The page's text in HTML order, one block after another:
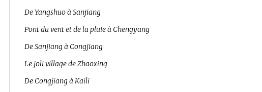
De Yangshuo à Sanjiang
Pont du vent et de la pluie à Chengyang
De Sanjiang à Congjiang
Le joli village de Zhaoxing
De Congjiang à Kaili